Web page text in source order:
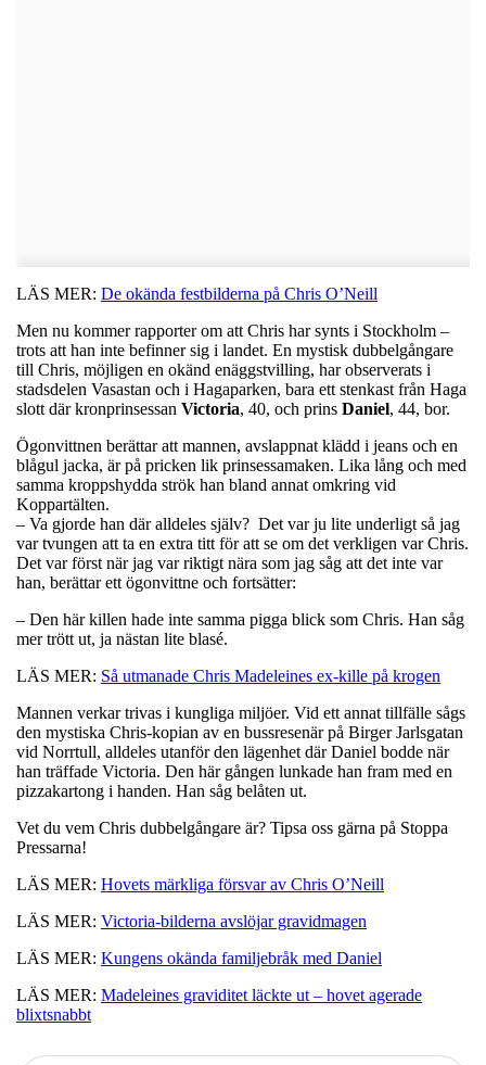
LÄS MER: De okända festbilderna på Chris O’Neill
Men nu kommer rapporter om att Chris har synts i Stockholm –
trots att han inte befinner sig i landet. En mystisk dubbelgångare
till Chris, möjligen en okänd enäggstvilling, har observerats i
stadsdelen Vasastan och i Hagaparken, bara ett stenkast från Haga
slott där kronprinsessan Victoria, 40, och prins Daniel, 44, bor.
Ögonvittnen berättar att mannen, avslappnat klädd i jeans och en
blågul jacka, är på pricken lik prinsessamaken. Lika lång och med
samma kroppshydda strök han bland annat omkring vid
Koppartälten.
– Va gjorde han där alldeles själv? Det var ju lite underligt så jag
var tvungen att ta en extra titt för att se om det verkligen var Chris.
Det var först när jag var riktigt nära som jag såg att det inte var
han, berättar ett ögonvittne och fortsätter:
– Den här killen hade inte samma pigga blick som Chris. Han såg
mer trött ut, ja nästan lite blasé.
LÄS MER: Så utmanade Chris Madeleines ex-kille på krogen
Mannen verkar trivas i kungliga miljöer. Vid ett annat tillfälle sågs
den mystiska Chris-kopian av en bussresenär på Birger Jarlsgatan
vid Norrtull, alldeles utanför den lägenhet där Daniel bodde när
han träffade Victoria. Den här gången lunkade han fram med en
pizzakartong i handen. Han såg belåten ut.
Vet du vem Chris dubbelgångare är? Tipsa oss gärna på Stoppa
Pressarna!
LÄS MER: Hovets märkliga försvar av Chris O’Neill
LÄS MER: Victoria-bilderna avslöjar gravidmagen
LÄS MER: Kungens okända familjebråk med Daniel
LÄS MER: Madeleines graviditet läckte ut – hovet agerade
blixtsnabbt